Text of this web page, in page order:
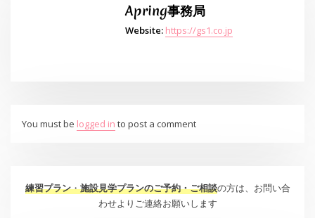
Apring事務局
Website: https://gs1.co.jp
You must be logged in to post a comment
練習プラン・施設見学プランのご予約・ご相談の方は、お問い合
わせよりご連絡お願いします